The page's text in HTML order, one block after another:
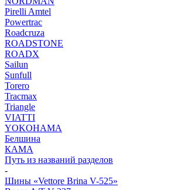
Pirelli Amtel
Powertrac
Roadcruza
ROADSTONE
ROADX
Sailun
Sunfull
Torero
Tracmax
Triangle
VIATTI
YOKOHAMA
Белшина
КАМА
Путь из названий разделов
-
Шины «Vettore Brina V-525»